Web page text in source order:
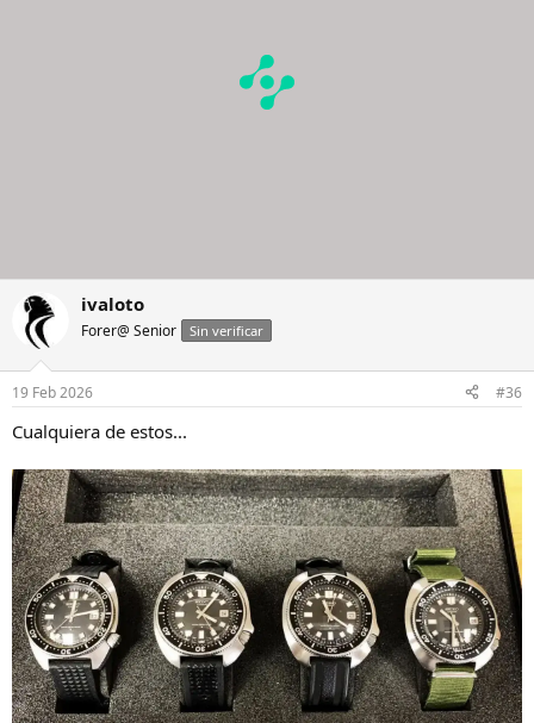
ivaloto
Forer@ Senior Sin verificar
19 Feb 2026 #36
Cualquiera de estos...